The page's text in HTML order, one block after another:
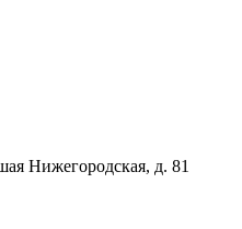
Нижегородская, д. 81